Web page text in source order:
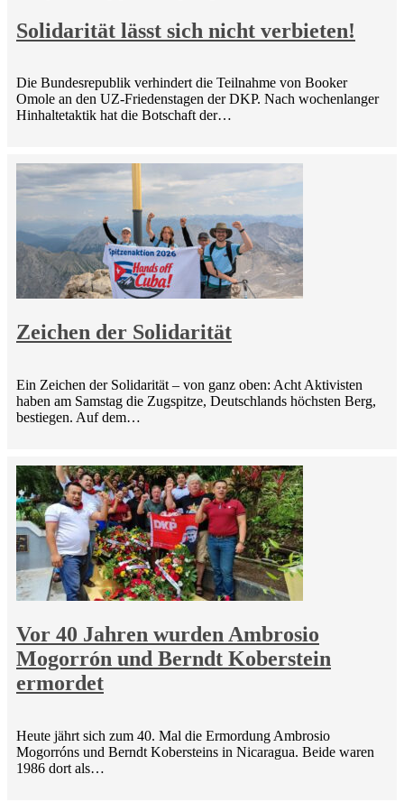
Solidarität lässt sich nicht verbieten!
Die Bundesrepublik verhindert die Teilnahme von Booker
Omole an den UZ-Friedenstagen der DKP. Nach wochenlanger
Hinhaltetaktik hat die Botschaft der…
Zeichen der Solidarität
Ein Zeichen der Solidarität – von ganz oben: Acht Aktivisten
haben am Samstag die Zugspitze, Deutschlands höchsten Berg,
bestiegen. Auf dem…
Vor 40 Jahren wurden Ambrosio
Mogorrón und Berndt Koberstein
ermordet
Heute jährt sich zum 40. Mal die Ermordung Ambrosio
Mogorróns und Berndt Kobersteins in Nicaragua. Beide waren
1986 dort als…